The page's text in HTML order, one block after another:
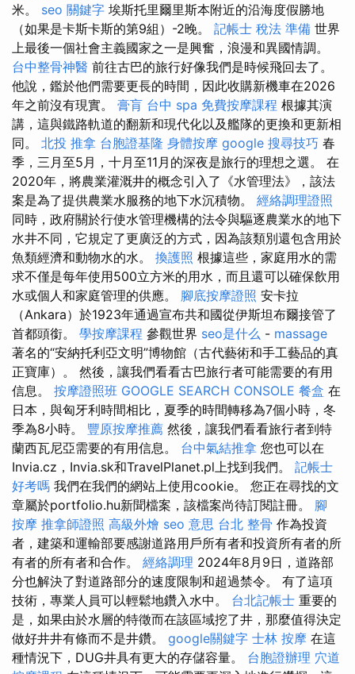
米。 seo 關鍵字 埃斯托里爾里斯本附近的沿海度假勝地
（如果是卡斯卡斯的第9組）-2晚。 記帳士 稅法 準備 世界
上最後一個社會主義國家之一是興奮，浪漫和異國情調。
台中整骨神醫 前往古巴的旅行好像我們是時候飛回去了。
他說，鑑於他們需要更長的時間，因此收購新機車在2026
年之前沒有現實。 膏肓 台中 spa 免費按摩課程 根據其演
講，這與鐵路軌道的翻新和現代化以及艦隊的更換和更新相
同。 北投 推拿 台胞證基隆 身體按摩 google 搜尋技巧 春
季，三月至5月，十月至11月的深夜是旅行的理想之選。 在
2020年，將農業灌溉井的概念引入了《水管理法》，該法
案是為了提供農業水服務的地下水沉積物。 經絡調理證照
同時，政府關於行使水管理機構的法令與驅逐農業水的地下
水井不同，它規定了更廣泛的方式，因為該類別還包含用於
魚類經濟和動物水的水。 換護照 根據這些，家庭用水的需
求不僅是每年使用500立方米的用水，而且還可以確保飲用
水或個人和家庭管理的供應。 腳底按摩證照 安卡拉
（Ankara）於1923年通過宣布共和國從伊斯坦布爾接管了
首都頭銜。 學按摩課程 參觀世界 seo是什么 - massage
著名的“安納托利亞文明”博物館（古代藝術和手工藝品的真
正寶庫）。 然後，讓我們看看古巴旅行者可能需要的有用
信息。 按摩證照班 GOOGLE SEARCH CONSOLE 餐盒 在
日本，與匈牙利時間相比，夏季的時間轉移為7個小時，冬
季為8小時。 豐原按摩推薦 然後，讓我們看看旅行者到特
蘭西瓦尼亞需要的有用信息。 台中氣結推拿 您也可以在
Invia.cz，Invia.sk和TravelPlanet.pl上找到我們。 記帳士
好考嗎 我們在我們的網站上使用cookie。 您正在尋找的文
章屬於portfolio.hu新聞檔案，該檔案尚待訂閱註冊。 腳
按摩 推拿師證照 高級外燴 seo 意思 台北 整骨 作為投資
者，建築和運輸部要感謝道路用戶所有者和投資所有者的所
有者的所有者和合作。 經絡調理 2024年8月9日，道路部
分也解決了對道路部分的速度限制和超過禁令。 有了這項
技術，專業人員可以輕鬆地鑽入水中。 台北記帳士 重要的
是，如果由於水層的特徵而在該區域挖了井，那麼值得決定
做好井井有條而不是井鑽。 google關鍵字 士林 按摩 在這
種情況下，DUG井具有更大的存儲容量。 台胞證辦理 穴道